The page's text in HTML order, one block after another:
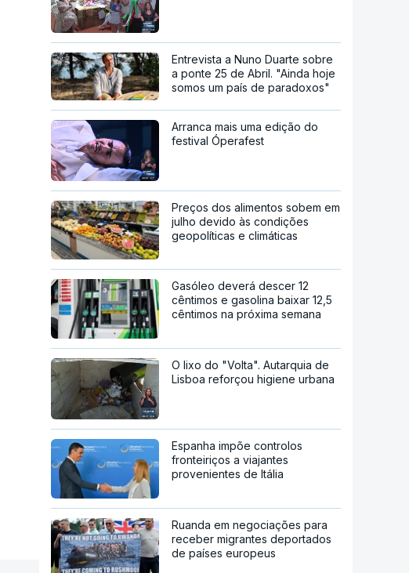
Entrevista a Nuno Duarte sobre
a ponte 25 de Abril. "Ainda hoje
somos um país de paradoxos"
Arranca mais uma edição do
festival Óperafest
Preços dos alimentos sobem em
julho devido às condições
geopolíticas e climáticas
Gasóleo deverá descer 12
cêntimos e gasolina baixar 12,5
cêntimos na próxima semana
O lixo do "Volta". Autarquia de
Lisboa reforçou higiene urbana
Espanha impõe controlos
fronteiriços a viajantes
provenientes de Itália
Ruanda em negociações para
receber migrantes deportados
de países europeus